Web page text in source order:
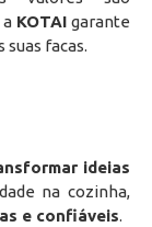
a KOTAI garante
facas.
ideias
na cozinha,
e confiáveis.